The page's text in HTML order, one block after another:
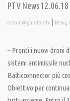
PTV News
admin@pandoratv | News,
– Pronti i nuovi droni
sistemi antimissile
Balticconnector più
Obiettivo per